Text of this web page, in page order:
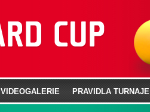
VIDEOGALERIE PRAVIDLA TURNAJE